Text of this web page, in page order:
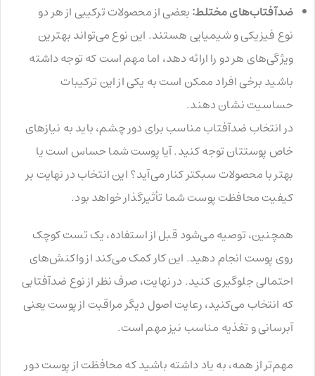
ضدآفتاب‌های مختلط:بعضی از محصولات ترکیبی از هر دو
نوع فیزیکی و شیمیایی هستند. این نوع می‌تواند بهترین
ویژگی‌های هر دو را ارائه دهد، اما مهم است که توجه داشته
باشید برخی افراد ممکن است به یکی از این ترکیبات
حساسیت نشان دهند.
در انتخاب ضدآفتاب مناسب برای دور چشم، باید به نیازهای
خاص پوستتان توجه کنید. آیا پوست شما حساس است یا
بهتر با محصولات سبکتر کنار می‌آید؟ این انتخاب در نهایت بر
کیفیت محافظت پوست شما تأثیرگذار خواهد بود.
همچنین، توصیه می‌شود قبل از استفاده، یک تست کوچک
روی پوست انجام دهید. این کار کمک می‌کند از واکنش‌های
احتمالی جلوگیری کنید. در نهایت، صرف نظر از نوع ضدآفتابی
که انتخاب می‌کنید، رعایت اصول دیگر مراقبت از پوست یعنی
آبرسانی و تغذیه مناسب نیز مهم است.
مهم‌تر از همه، به یاد داشته باشید که محافظت از پوست دور